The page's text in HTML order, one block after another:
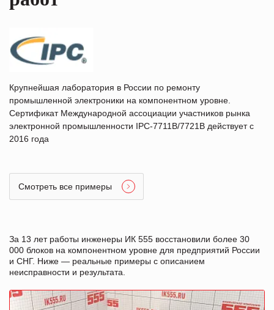
Крупнейшая лаборатория в России по ремонту
промышленной электроники на компонентном уровне.
Сертификат Международной ассоциации участников рынка
электронной промышленности IPC-7711B/7721B действует с
2016 года
Смотреть все примеры
За 13 лет работы инженеры ИК 555 восстановили более 30
000 блоков на компонентном уровне для предприятий России
и СНГ. Ниже — реальные примеры с описанием
неисправности и результата.